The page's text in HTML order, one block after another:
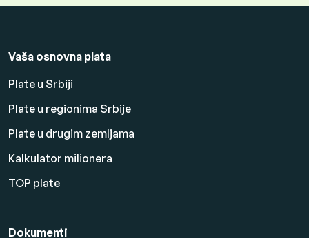
Vaša osnovna plata
Plate u Srbiji
Plate u regionima Srbije
Plate u drugim zemljama
Kalkulator milionera
TOP plate
Dokumenti